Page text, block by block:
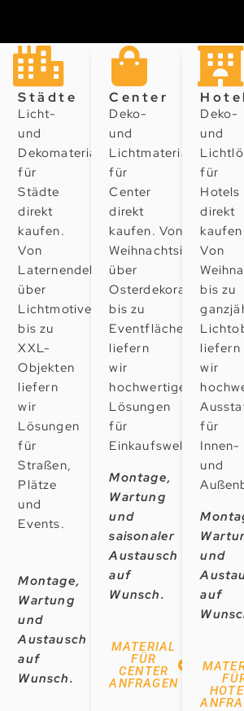
Städte
Licht-
und
Dekomaterial
für
Städte
direkt
kaufen.
Von
Laternendeko
über
Lichtmotive
bis zu
XXL-
Objekten
liefern
wir
Lösungen
für
Straßen,
Plätze
und
Events.
Montage,
Wartung
und
Austausch
auf
Wunsch.
Center
Deko-
und
Lichtmaterial
für
Center
direkt
kaufen. Von
über
Osterdekoration
bis zu
Eventflächen
liefern
wir
hochwertige
Lösungen
für
Einkaufswelten.
Montage,
Wartung
und
saisonaler
Austausch
auf
Wunsch.
MATERIAL
FÜR
CENTER
ANFRAGEN
Deko-
und
für
Hotels
direkt
Von
bis zu
liefern
wir
für
Innen-
und
und
auf